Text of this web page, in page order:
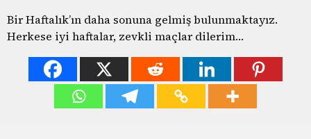
Bir Haftalık’ın daha sonuna gelmiş bulunmaktayız.
Herkese iyi haftalar, zevkli maçlar dilerim…